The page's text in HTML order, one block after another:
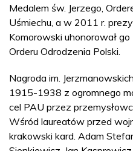
Medalem św. Jerzego,
Uśmiechu, a w 2011 r.
Komorowski uhonorował
Orderu Odrodzenia Polski.
Nagroda im.
1915-1938 z ogromnego
cel PAU przez
Wśród laureatów przed
krakowski kard. Adam